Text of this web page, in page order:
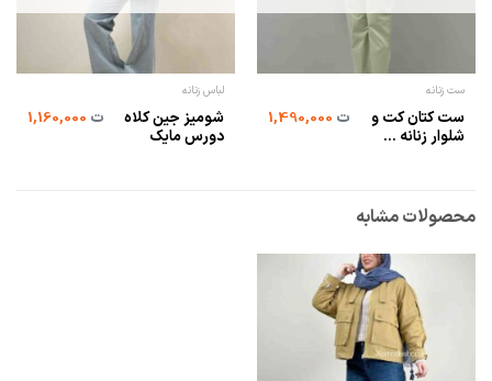
ست زنانه
ست کتان کت و
شلوار زنانه ...
ت1,490,000
لباس زنانه
شومیز جین کلاه
دورس مایک
ت1,160,000
محصولات مشابه